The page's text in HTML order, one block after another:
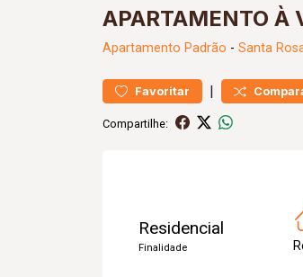
APARTAMENTO À
Apartamento Padrão - Santa
Favoritar |
Compartilhe:
Residencial
Finalidade